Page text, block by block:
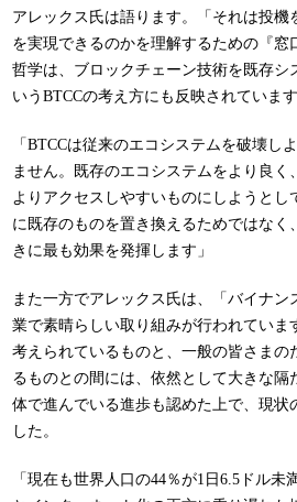
アレックス氏は語ります。「それは投機
を実現できるのかを理解するための『窓
哲学は、ブロックチェーン技術を既存シ
いうBTCCの考え方にも反映されています
「BTCCは従来のエコシステムを破壊し
ません。既存のエコシステムをより良く
よりアクセスしやすいものにしようとし
に既存のものを置き換えるためではなく
きに最も効果を発揮します」
また一方でアレックス氏は、「バイナ
業で素晴らしい取り組みが行われていま
考えられているものと、一般の皆さまの
るものとの間には、依然として大きな隔
体で進んでいる進歩も認めた上で、現状
した。
「現在も世界人口の44％が1日6.5ドル